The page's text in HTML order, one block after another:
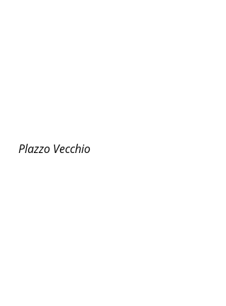
Plazzo Vecchio